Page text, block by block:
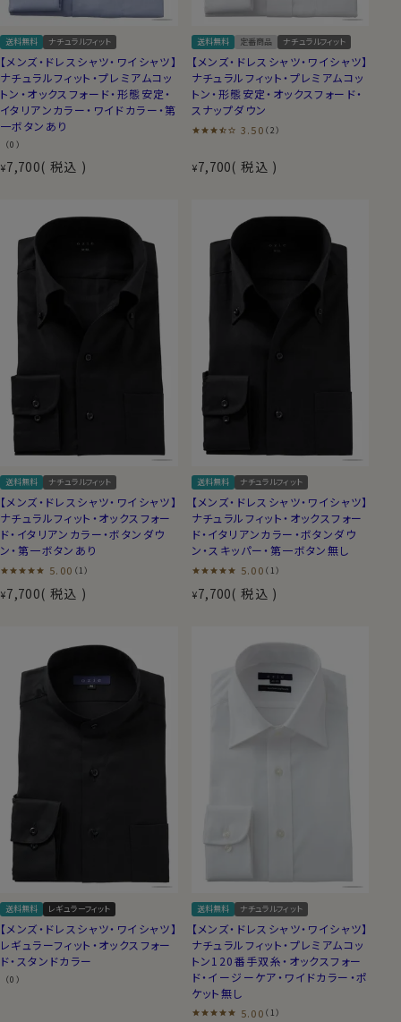
送料無料 ナチュラルフィット
【メンズ・ドレスシャツ・ワイシャツ】
ナチュラルフィット・プレミアムコッ
トン・オックスフォード・形態安定・
イタリアンカラー・ワイドカラー・第
一ボタンあり
（0）
¥7,700 税込
送料無料 定番商品 ナチュラルフィット
【メンズ・ドレスシャツ・ワイシャツ】
ナチュラルフィット・プレミアムコッ
トン・形態安定・オックスフォード・
スナップダウン
3.50 （2）
¥7,700 税込
送料無料 ナチュラルフィット
【メンズ・ドレスシャツ・ワイシャツ】
ナチュラルフィット・オックスフォー
ド・イタリアンカラー・ボタンダウ
ン・第一ボタンあり
5.00 （1）
¥7,700 税込
送料無料 ナチュラルフィット
【メンズ・ドレスシャツ・ワイシャツ】
ナチュラルフィット・オックスフォー
ド・イタリアンカラー・ボタンダウ
ン・スキッパー・第一ボタン無し
5.00 （1）
¥7,700 税込
送料無料 レギュラーフィット
【メンズ・ドレスシャツ・ワイシャツ】
レギュラーフィット・オックスフォー
ド・スタンドカラー
（0）
送料無料 ナチュラルフィット
【メンズ・ドレスシャツ・ワイシャツ】
ナチュラルフィット・プレミアムコッ
トン120番手双糸・オックスフォー
ド・イージーケア・ワイドカラー・ポ
ケット無し
5.00 （1）